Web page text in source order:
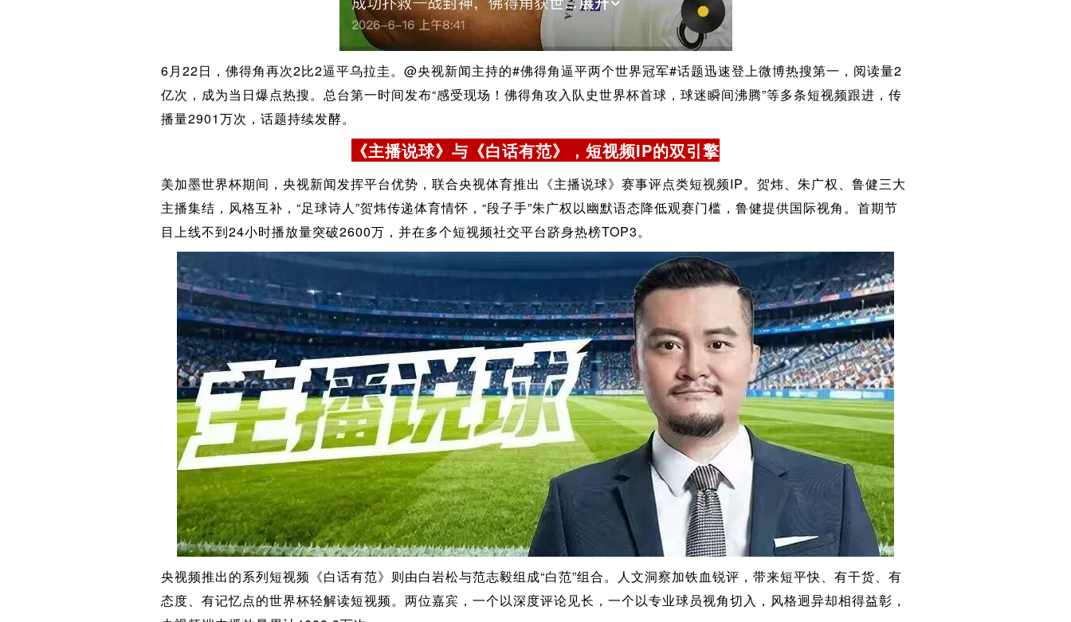
6月22日，佛得角再次2比2逼平乌拉圭。@央视新闻主持的#佛得角逼平两个世界冠军#话题迅速登上微博热搜第一，阅读量2
亿次，成为当日爆点热搜。总台第一时间发布“感受现场！佛得角攻入队史世界杯首球，球迷瞬间沸腾”等多条短视频跟进，传
播量2901万次，话题持续发酵。
《主播说球》与《白话有范》，短视频IP的双引擎
美加墨世界杯期间，央视新闻发挥平台优势，联合央视体育推出《主播说球》赛事评点类短视频IP。贺炜、朱广权、鲁健三大
主播集结，风格互补，“足球诗人”贺炜传递体育情怀，“段子手”朱广权以幽默语态降低观赛门槛，鲁健提供国际视角。首期节
目上线不到24小时播放量突破2600万，并在多个短视频社交平台跻身热榜TOP3。
央视频推出的系列短视频《白话有范》则由白岩松与范志毅组成“白范”组合。人文洞察加铁血锐评，带来短平快、有干货、有
态度、有记忆点的世界杯轻解读短视频。两位嘉宾，一个以深度评论见长，一个以专业球员视角切入，风格迥异却相得益彰，